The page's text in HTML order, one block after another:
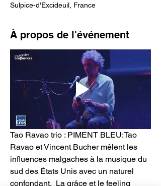
Sulpice-d'Excideuil, France
À propos de l'événement
Tao Ravao trio : PIMENT BLEU:Tao
Ravao et Vincent Bucher mêlent les
influences malgaches à la musique du
sud des États Unis avec un naturel
confondant.  La grâce et le feeling